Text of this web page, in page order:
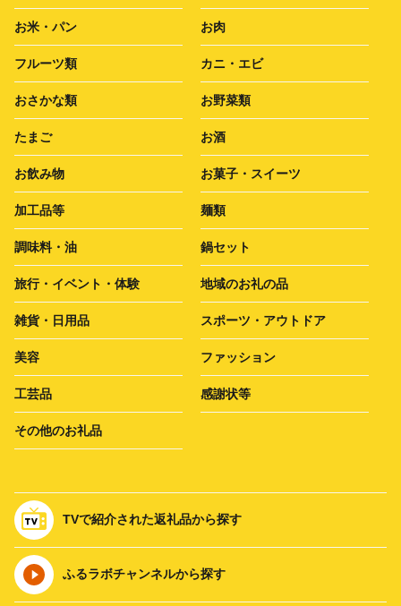
お米・パン お肉
フルーツ類 カニ・エビ
おさかな類 お野菜類
たまご お酒
お飲み物 お菓子・スイーツ
加工品等 麺類
調味料・油 鍋セット
旅行・イベント・体験 地域のお礼の品
雑貨・日用品 スポーツ・アウトドア
美容 ファッション
工芸品 感謝状等
その他のお礼品
TVで紹介された返礼品から探す
ふるラボチャンネルから探す